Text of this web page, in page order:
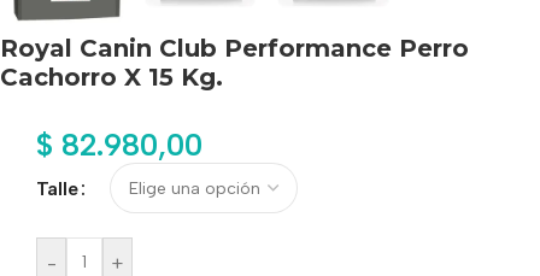
Royal Canin Club Performance Perro
Cachorro X 15 Kg.
$ 82.980,00
Talle
- +